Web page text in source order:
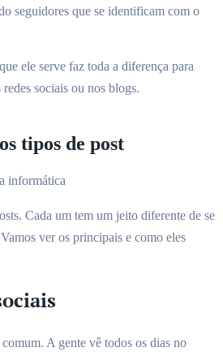
seguidores que se identificam com o
ele serve faz toda a diferença para
sociais ou nos blogs.
tipos de post
Cada um tem um jeito diferente de se
ver os principais e como eles
A gente vê todos os dias no